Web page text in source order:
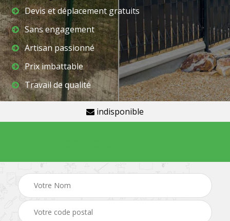
Devis et déplacement gratuits
Sans engagement
Artisan passionné
Prix imbattable
Travail de qualité
indisponible